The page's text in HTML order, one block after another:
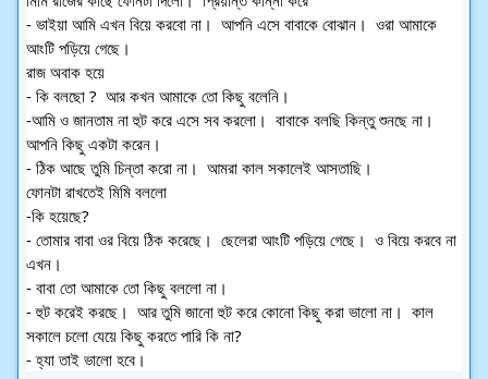
- ভাইয়া আমি এখন বিয়ে করবো না।  আপনি এসে বাবাকে বোঝান।  ওরা আমাকে
আংটি পড়িয়ে গেছে।
রাজ অবাক হয়ে
- কি বলছো ?  আর কখন আমাকে তো কিছু বলেনি।
-আমি ও জানতাম না হুট করে এসে সব করলো।  বাবাকে বলছি কিন্তু শুনছে না।
আপনি কিছু একটা করেন।
- ঠিক আছে তুমি চিন্তা করো না।  আমরা কাল সকালেই আসতাছি।
ফোনটা রাখতেই মিমি বললো
-কি হয়েছে?
- তোমার বাবা ওর বিয়ে ঠিক করেছে।  ছেলেরা আংটি পড়িয়ে গেছে।  ও বিয়ে করবে না
এখন।
- বাবা তো আমাকে তো কিছু বললো না।
- হুট করেই করছে।  আর তুমি জানো হুট করে কোনো কিছু করা ভালো না।  কাল
সকালে চলো যেয়ে কিছু করতে পারি কি না?
- হ্যা তাই ভালো হবে।